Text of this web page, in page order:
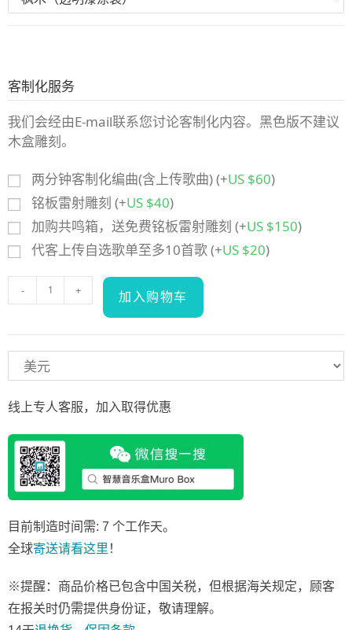
客制化服务
我们会经由E-mail联系您讨论客制化内容。黑色版不建议
木盒雕刻。
两分钟客制化编曲(含上传歌曲)(+US $60)
铭板雷射雕刻 (+US $40)
加购共鸣箱，送免费铭板雷射雕刻 (+US $150)
代客上传自选歌单至多10首歌(+US $20)
- + 加入购物车
线上专人客服，加入取得优惠
目前制造时间需: 7 个工作天。
全球寄送请看这里 ！
※提醒：商品价格已包含中国关税，但根据海关规定，顾客
在报关时仍需提供身份证，敬请理解。